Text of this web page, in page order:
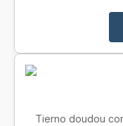
Tierno doudou